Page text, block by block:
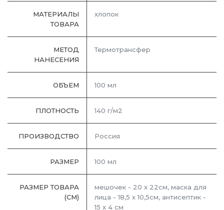
МАТЕРИАЛЫ
ТОВАРА
хлопок
МЕТОД
НАНЕСЕНИЯ
Термотрансфер
ОБЪЕМ 100 мл
ПЛОТНОСТЬ 140 г/м2
ПРОИЗВОДСТВО Россия
РАЗМЕР 100 мл
РАЗМЕР ТОВАРА
(СМ)
мешочек - 20 х 22см, маска для
лица - 18,5 х 10,5см, антисептик -
15 х 4 см